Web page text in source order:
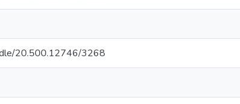
20.500.12746/3268